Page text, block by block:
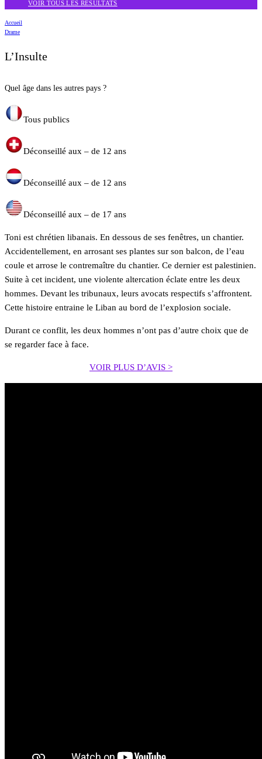
VOIR TOUS LES RÉSULTATS
Accueil
Drame
L’Insulte
Quel âge dans les autres pays ?
Tous publics
Déconseillé aux – de 12 ans
Déconseillé aux – de 12 ans
Déconseillé aux – de 17 ans
Toni est chrétien libanais. En dessous de ses fenêtres, un chantier.
Accidentellement, en arrosant ses plantes sur son balcon, de l’eau
coule et arrose le contremaître du chantier. Ce dernier est palestinien.
Suite à cet incident, une violente altercation éclate entre les deux
hommes. Devant les tribunaux, leurs avocats respectifs s’affrontent.
Cette histoire entraine le Liban au bord de l’explosion sociale.
Durant ce conflit, les deux hommes n’ont pas d’autre choix que de
se regarder face à face.
VOIR PLUS D’AVIS >